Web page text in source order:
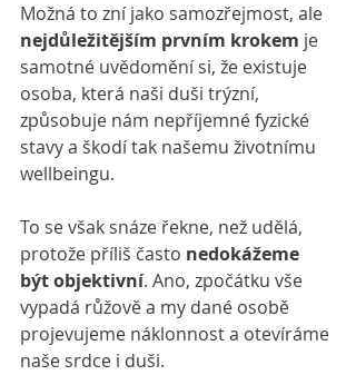
Možná to zní jako samozřejmost, ale
nejdůležitějším prvním krokem je
samotné uvědomění si, že existuje
osoba, která naši duši trýzní,
způsobuje nám nepříjemné fyzické
stavy a škodí tak našemu životnímu
wellbeingu.
To se však snáze řekne, než udělá,
protože příliš často nedokážeme
být objektivní. Ano, zpočátku vše
vypadá růžově a my dané osobě
projevujeme náklonnost a otevíráme
naše srdce i duši.